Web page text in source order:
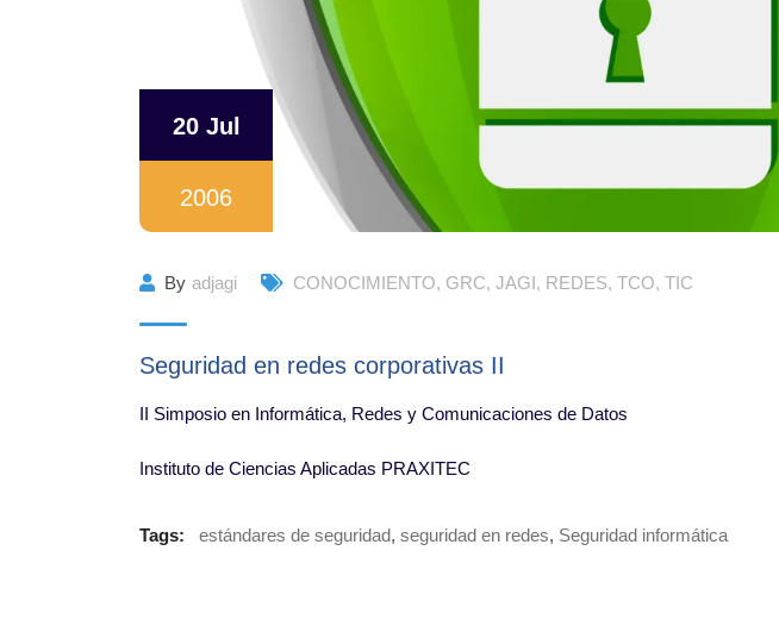
20 Jul
2006
By adjagi CONOCIMIENTO, GRC, JAGI, REDES, TCO, TIC
Seguridad en redes corporativas II
II Simposio en Informática, Redes y Comunicaciones de Datos
Instituto de Ciencias Aplicadas PRAXITEC
Tags: estándares de seguridad, seguridad en redes, Seguridad informática